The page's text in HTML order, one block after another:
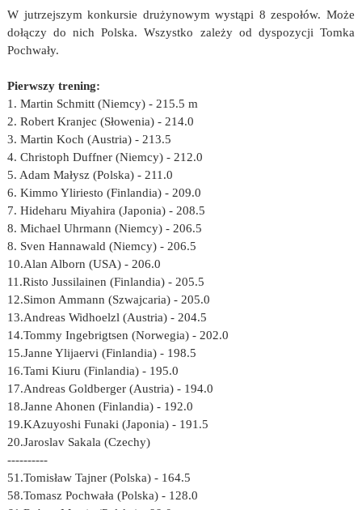
W jutrzejszym konkursie drużynowym wystąpi 8 zespołów. Może
dołączy do nich Polska. Wszystko zależy od dyspozycji Tomka
Pochwały.
Pierwszy trening:
1. Martin Schmitt (Niemcy) - 215.5 m
2. Robert Kranjec (Słowenia) - 214.0
3. Martin Koch (Austria) - 213.5
4. Christoph Duffner (Niemcy) - 212.0
5. Adam Małysz (Polska) - 211.0
6. Kimmo Yliriesto (Finlandia) - 209.0
7. Hideharu Miyahira (Japonia) - 208.5
8. Michael Uhrmann (Niemcy) - 206.5
8. Sven Hannawald (Niemcy) - 206.5
10.Alan Alborn (USA) - 206.0
11.Risto Jussilainen (Finlandia) - 205.5
12.Simon Ammann (Szwajcaria) - 205.0
13.Andreas Widhoelzl (Austria) - 204.5
14.Tommy Ingebrigtsen (Norwegia) - 202.0
15.Janne Ylijaervi (Finlandia) - 198.5
16.Tami Kiuru (Finlandia) - 195.0
17.Andreas Goldberger (Austria) - 194.0
18.Janne Ahonen (Finlandia) - 192.0
19.KAzuyoshi Funaki (Japonia) - 191.5
20.Jaroslav Sakala (Czechy)
----------
51.Tomisław Tajner (Polska) - 164.5
58.Tomasz Pochwała (Polska) - 128.0